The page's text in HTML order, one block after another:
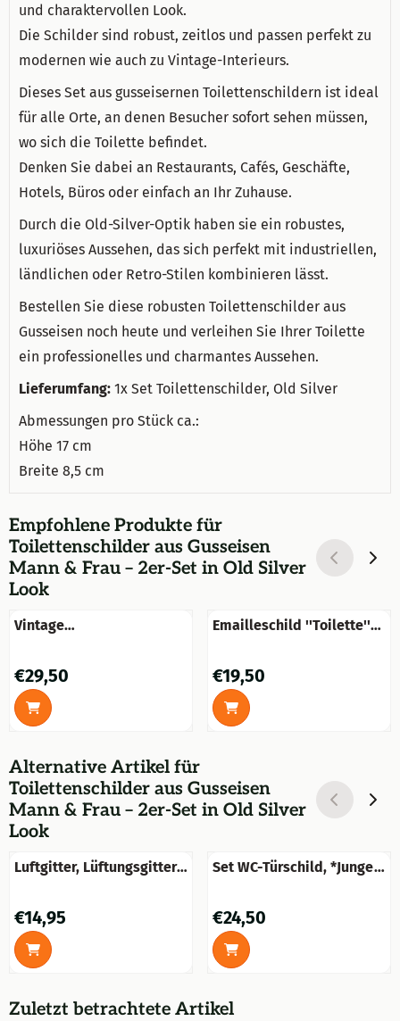
und charaktervollen Look.
Die Schilder sind robust, zeitlos und passen perfekt zu
modernen wie auch zu Vintage-Interieurs.
Dieses Set aus gusseisernen Toilettenschildern ist ideal
für alle Orte, an denen Besucher sofort sehen müssen,
wo sich die Toilette befindet.
Denken Sie dabei an Restaurants, Cafés, Geschäfte,
Hotels, Büros oder einfach an Ihr Zuhause.
Durch die Old-Silver-Optik haben sie ein robustes,
luxuriöses Aussehen, das sich perfekt mit industriellen,
ländlichen oder Retro-Stilen kombinieren lässt.
Bestellen Sie diese robusten Toilettenschilder aus
Gusseisen noch heute und verleihen Sie Ihrer Toilette
ein professionelles und charmantes Aussehen.
Lieferumfang: 1x Set Toilettenschilder, Old Silver
Abmessungen pro Stück ca.:
Höhe 17 cm
Breite 8,5 cm
Empfohlene Produkte für
Toilettenschilder aus Gusseisen
Mann & Frau – 2er-Set in Old Silver
Look
Vintage
Preis: 29,50
€29,50
Emailleschild ''Toilette''
Preis: 19,50
€19,50
Alternative Artikel für
Toilettenschilder aus Gusseisen
Mann & Frau – 2er-Set in Old Silver
Look
Luftgitter, Lüftungsgitter,
Preis: 14,95
€14,95
Set WC-Türschild, *Junge
Preis: 24,50
€24,50
Zuletzt betrachtete Artikel